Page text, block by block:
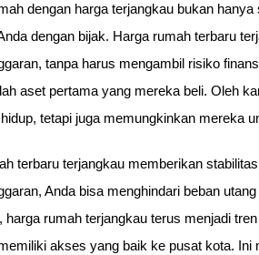
dengan harga terjangkau bukan
dengan bijak. Harga rumah terbaru
tanpa harus mengambil risiko
aset pertama yang mereka beli. Oleh
tetapi juga memungkinkan mereka
terbaru terjangkau memberikan
Anda bisa menghindari beban
harga rumah terjangkau terus menjadi
akses yang baik ke pusat kota.